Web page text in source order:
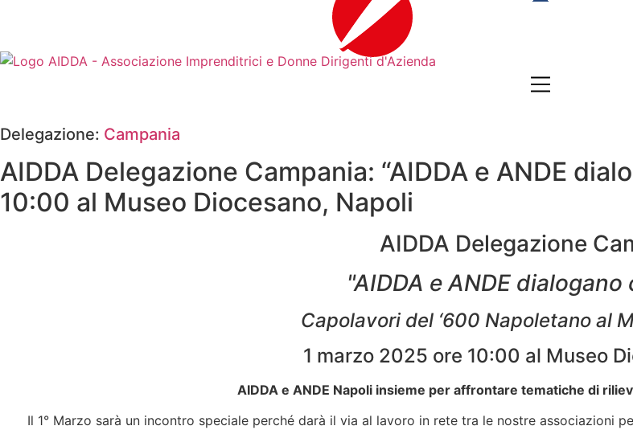
Delegazione: Campania
AIDDA Delegazione Campania: “AIDDA e ANDE
10:00 al Museo Diocesano, Napoli
AIDDA Delegazione
"AIDDA e ANDE dialogano
Capolavori del ‘600 Napoletano al
1 marzo 2025 ore 10:00 al Museo
AIDDA e ANDE Napoli insieme per affrontare tematiche di
Il 1° Marzo sarà un incontro speciale perché darà il via al lavoro in rete tra le nostre associazioni